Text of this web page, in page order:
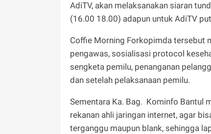
AdiTV, akan melaksanakan siaran
(16.00 18.00) adapun untuk AdiTV
Coffie Morning Forkopimda tersebut
pengawas, sosialisasi protocol
sengketa pemilu, penanganan
dan setelah pelaksanaan pemilu.
Sementara Ka. Bag. Kominfo Bantul
rekanan ahli jaringan internet, agar
terganggu maupun blank, sehingga